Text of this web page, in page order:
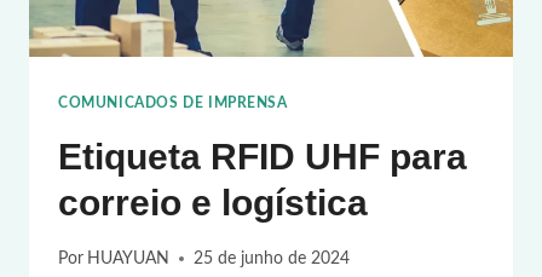
COMUNICADOS DE IMPRENSA
Etiqueta RFID UHF para
correio e logística
Por HUAYUAN 25 de junho de 2024